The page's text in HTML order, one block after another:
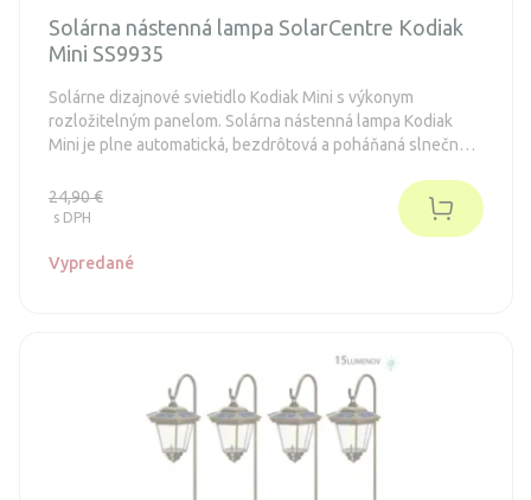
Solárna nástenná lampa SolarCentre Kodiak
Mini SS9935
Solárne dizajnové svietidlo Kodiak Mini s výkonym
rozložitelným panelom. Solárna nástenná lampa Kodiak
Mini je plne automatická, bezdrôtová a poháňaná slnečnou
24,90 €
s DPH
Vypredané